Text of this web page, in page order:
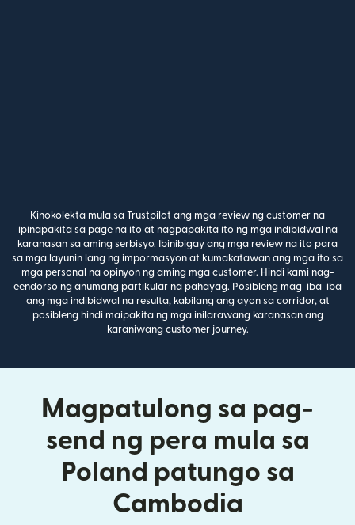
Kinokolekta mula sa Trustpilot ang mga review ng customer na
ipinapakita sa page na ito at nagpapakita ito ng mga indibidwal na
karanasan sa aming serbisyo. Ibinibigay ang mga review na ito para
sa mga layunin lang ng impormasyon at kumakatawan ang mga ito sa
mga personal na opinyon ng aming mga customer. Hindi kami nag-
eendorso ng anumang partikular na pahayag. Posibleng mag-iba-iba
ang mga indibidwal na resulta, kabilang ang ayon sa corridor, at
posibleng hindi maipakita ng mga inilarawang karanasan ang
karaniwang customer journey.
Magpatulong sa pag-
send ng pera mula sa
Poland patungo sa
Cambodia